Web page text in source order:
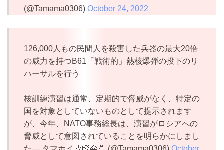
(@Tamama0306) October 24, 2022
126,000人もの民間人を殺害した兵器の最大20倍
の威力を持つB61「戦術的」熱核爆弾の投下のリ
ハーサルを行う
核訓練演習は通常、定期的で脅威がなく、特定の
国を対象としていないものとして提示されます
が、今年、NATO事務総長は、演習がロシアへの
脅威として意図されていることを明らかにしまし